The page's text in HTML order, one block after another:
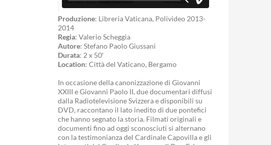
Produzione: Libreria Vaticana, Polivideo 2013-
2014
Regia: Valerio Scheggia
Autore: Stefano Paolo Giussani
Durata: 2 x 50′
Location: Città del Vaticano, Bergamo
In occasione della canonizzazione di Giovanni
XXIII e Giovanni Paolo II, due documentari diffusi
dalla Radiotelevisione Svizzera e disponibili su
DVD, raccontano il lato inedito di due pontefici
che hanno segnato la storia. Filmati originali e
documenti fino ad oggi sconosciuti si alternano
con la testimonianza del Cardinale Capovilla e gli